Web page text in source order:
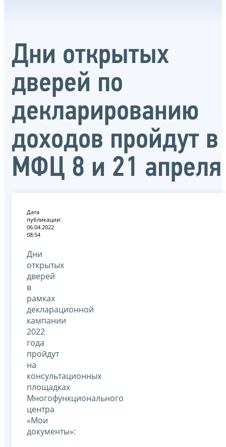
Дни открытых
дверей по
декларированию
доходов пройдут в
МФЦ 8 и 21 апреля
Дата
публикации:
06.04.2022
08:54
Дни
открытых
дверей
в
рамках
декларационной
кампании
2022
года
пройдут
на
консультационных
площадках
Многофункционального
центра
«Мои
документы»: